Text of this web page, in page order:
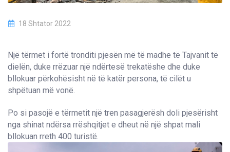
18 Shtator 2022
Një tërmet i fortë tronditi pjesën më të madhe të Tajvanit të
dielën, duke rrëzuar një ndërtesë trekatëshe dhe duke
bllokuar përkohësisht në të katër persona, të cilët u
shpëtuan më vonë.
Po si pasojë e tërmetit një tren pasagjerësh doli pjesërisht
nga shinat ndërsa rrëshqitjet e dheut në një shpat mali
bllokuan rreth 400 turistë.